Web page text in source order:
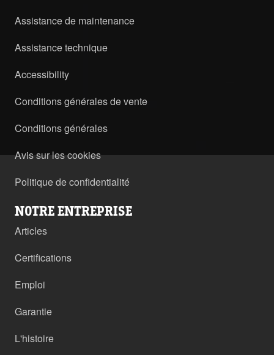
Assistance de maintenance
Assistance technique
Accessibility
Conditions générales de vente
Conditions générales
Avis sur les cookies
Politique de confidentialité
NOTRE ENTREPRISE
Articles
Certifications
Emploi
Garantie
L'histoire